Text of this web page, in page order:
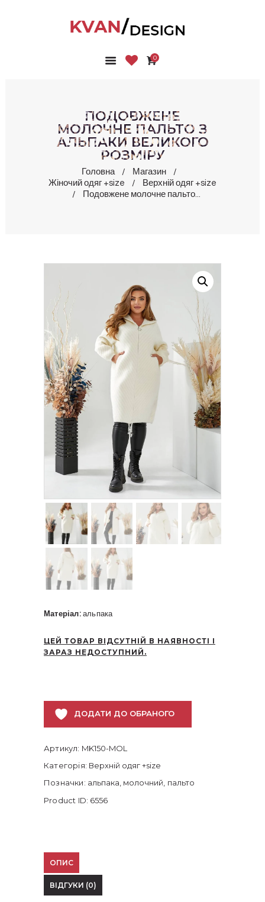
0
ПОДОВЖЕНЕ
МОЛОЧНЕ ПАЛЬТО З
АЛЬПАКИ ВЕЛИКОГО
РОЗМІРУ
Головна
Магазин
Жіночий одяг +size
Верхній одяг +size
Подовжене молочне пальто...
ГОЛОВНА
ПРО НАС
БЛОГ
КОНТАКТИ
КАБІНЕТ
Матеріал:альпака
ЦЕЙ ТОВАР ВІДСУТНІЙ В НАЯВНОСТІ І
ЗАРАЗ НЕДОСТУПНИЙ.
ДОДАТИ ДО ОБРАНОГО
Артикул: MK150-MOL
Категорія: Верхній одяг +size
Позначки: альпака, молочний, пальто
Product ID: 6556
ОПИС
ВІДГУКИ (0)